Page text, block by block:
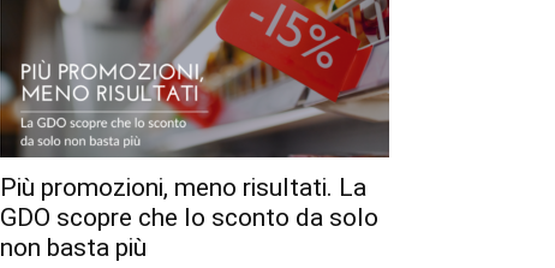
Più promozioni, meno risultati. La
GDO scopre che lo sconto da solo
non basta più